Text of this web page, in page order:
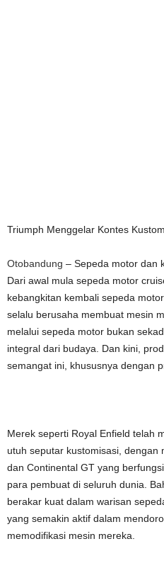
Triumph Menggelar Kontes
Otobandung – Sepeda motor dan
Dari awal mula sepeda motor
kebangkitan kembali sepeda
selalu berusaha membuat mesin
melalui sepeda motor bukan
integral dari budaya. Dan kini,
semangat ini, khususnya dengan
Merek seperti Royal Enfield telah
utuh seputar kustomisasi, dengan
dan Continental GT yang
para pembuat di seluruh dunia.
berakar kuat dalam warisan
yang semakin aktif dalam
memodifikasi mesin mereka.